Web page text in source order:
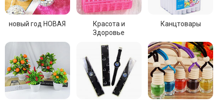
новый год НОВАЯ
Красота и
Здоровье
Канцтовары